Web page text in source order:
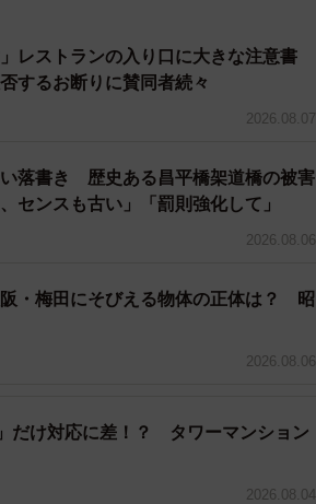
4/9
因子別順位（提供画像）
レストランの入り口に大きな注意書
するお断りに賛同者続々
2026.08.07
落書き 歴史ある昌平橋架道橋の被害
ンスも古い」「罰則強化して」
2026.08.06
阪・梅田にそびえる物体の正体は？ 昭
2026.08.06
だけ対応に差！？ タワーマンション
2026.08.04